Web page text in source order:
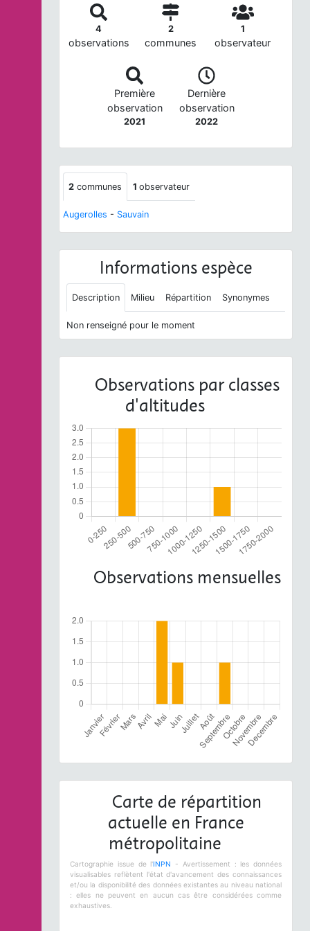
4
observations
2
communes
1
observateur
Première
observation
2021
Dernière
observation
2022
2 communes 1 observateur
Augerolles - Sauvain
Informations espèce
Description Milieu Répartition Synonymes
Non renseigné pour le moment
Observations par classes
d'altitudes
Observations mensuelles
Carte de répartition
actuelle en France
métropolitaine
Cartographie issue de l'INPN
- Avertissement : les données
visualisables reflètent l'état d'avancement des connaissances
et/ou la disponibilité des données existantes au niveau national
: elles ne peuvent en aucun cas être considérées comme
exhaustives.